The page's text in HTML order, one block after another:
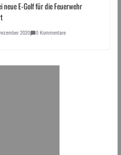
neue E-Golf für die Feuerwehr
2020 0 Kommentare